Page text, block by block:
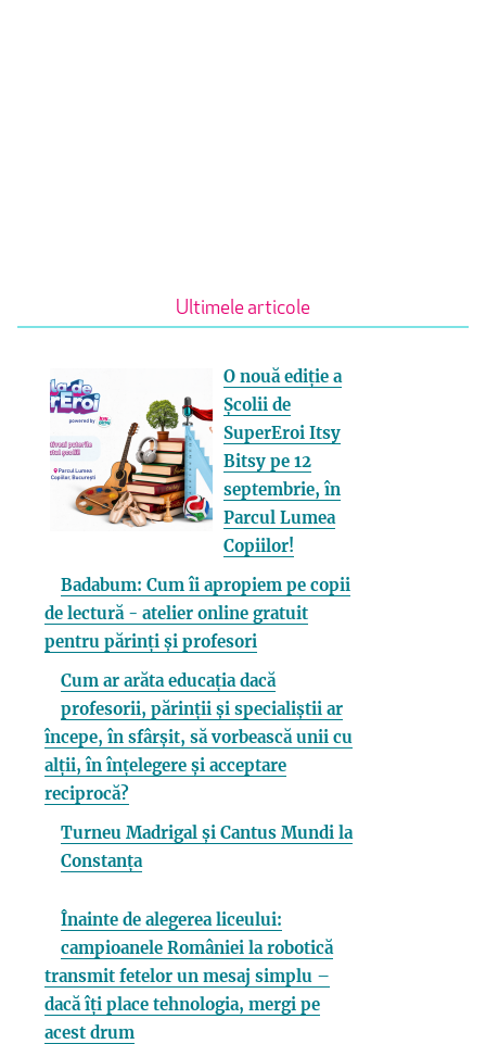
Ultimele articole
O nouă ediție a
Școlii de
SuperEroi Itsy
Bitsy pe 12
septembrie, în
Parcul Lumea
Copiilor!
Badabum: Cum îi apropiem pe copii
de lectură - atelier online gratuit
pentru părinți și profesori
Cum ar arăta educația dacă
profesorii, părinții și specialiștii ar
începe, în sfârșit, să vorbească unii cu
alții, în înțelegere și acceptare
reciprocă?
Turneu Madrigal și Cantus Mundi la
Constanța
Înainte de alegerea liceului:
campioanele României la robotică
transmit fetelor un mesaj simplu –
dacă îți place tehnologia, mergi pe
acest drum